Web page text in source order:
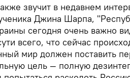
звучит в недавнем
Джина Шарпа,
сегодня очень важно
всего, что сейчас
мир должен поставить
цель — полную